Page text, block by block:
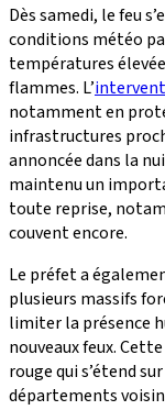
Dès samedi, le feu
conditions météo
températures
flammes. L’
notamment en
infrastructures
annoncée dans la
maintenu un
toute reprise,
couvent encore.
Le préfet a
plusieurs massifs
limiter la présence
nouveaux feux.
rouge qui s’étend
départements